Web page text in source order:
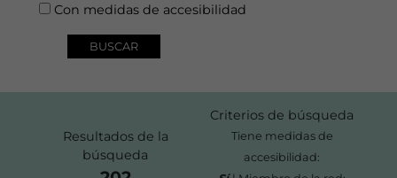
Con medidas de accesibilidad
Resultados de la
búsqueda
Criterios de búsqueda
Tiene medidas de
accesibilidad: